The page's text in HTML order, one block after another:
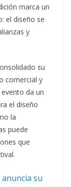
marca un
el diseño se
y
su
comercial y
da un
el diseño
la
puede
que